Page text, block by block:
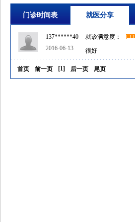
板撕裂、
等。肘关
门诊时间表 就医分享
137******40
2016-06-13
就诊满意度：
很好
首页 前一页 [1] 后一页 尾页